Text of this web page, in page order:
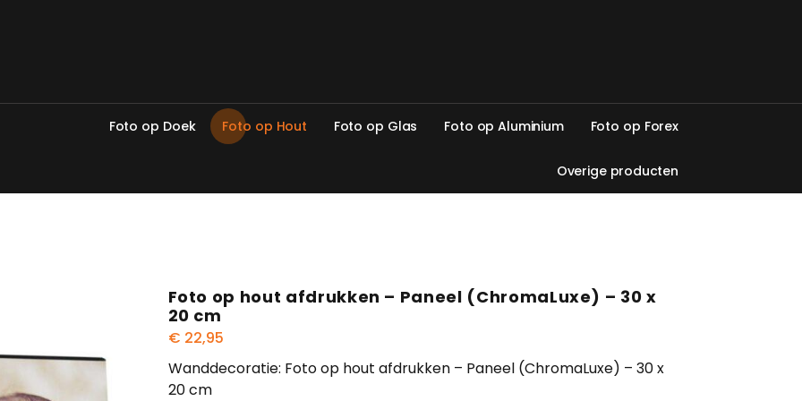
Foto op Doek Foto op Hout Foto op Glas Foto op Aluminium Foto op Forex
Overige producten
Foto op hout afdrukken – Paneel (ChromaLuxe) – 30 x
20 cm
€ 22,95
Wanddecoratie: Foto op hout afdrukken – Paneel (ChromaLuxe) – 30 x
20 cm